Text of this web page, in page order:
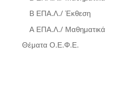
Β ΕΠΑ.Λ./ Έκθεση
Α ΕΠΑ.Λ./ Μαθηματικά
Θέματα Ο.Ε.Φ.Ε.